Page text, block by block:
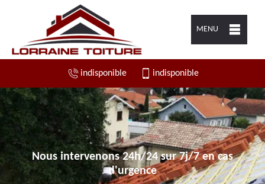
MENU
indisponible indisponible
Nous intervenons 24h/24 sur 7j/7 en cas
d'urgence